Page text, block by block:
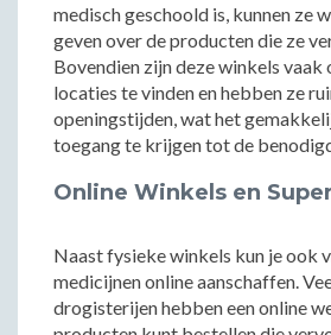
medisch geschoold is, kunnen ze
geven over de producten die ze
Bovendien zijn deze winkels vaak
locaties te vinden en hebben ze
openingstijden, wat het
toegang te krijgen tot de
Online Winkels en
Naast fysieke winkels kun je ook
medicijnen online aanschaffen.
drogisterijen hebben een online